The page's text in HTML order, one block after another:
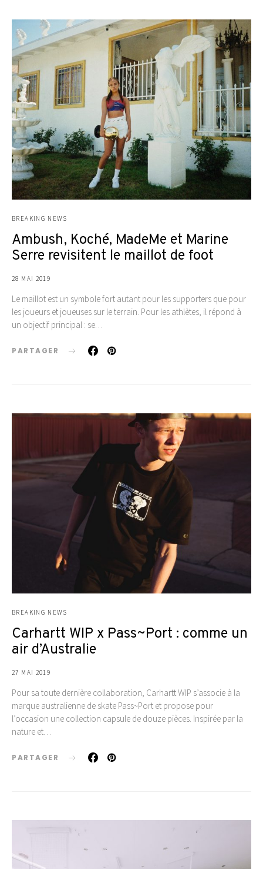
BREAKING NEWS
Ambush, Koché, MadeMe et Marine
Serre revisitent le maillot de foot
28 MAI 2019
Le maillot est un symbole fort autant pour les supporters que pour
les joueurs et joueuses sur le terrain. Pour les athlètes, il répond à
un objectif principal : se…
PARTAGER
BREAKING NEWS
Carhartt WIP x Pass~Port : comme un
air d’Australie
27 MAI 2019
Pour sa toute dernière collaboration, Carhartt WIP s’associe à la
marque australienne de skate Pass~Port et propose pour
l’occasion une collection capsule de douze pièces. Inspirée par la
nature et…
PARTAGER